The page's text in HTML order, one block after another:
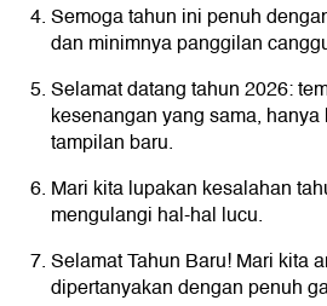
Semoga tahun ini penuh
dan minimnya panggilan
Selamat datang tahun 2026:
kesenangan yang sama,
tampilan baru.
Mari kita lupakan kesalahan
mengulangi hal-hal lucu.
Selamat Tahun Baru! Mari kita
dipertanyakan dengan penuh